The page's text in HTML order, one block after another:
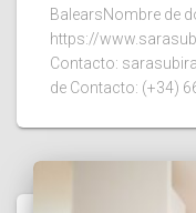
BalearsNombre de
https://
Contacto:
de Contacto: (+34)